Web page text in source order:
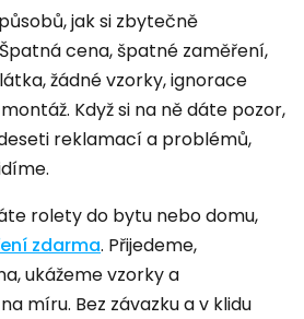
jak si zbytečně
cena, špatné zaměření,
žádné vzorky, ignorace
Když si na ně dáte pozor,
reklamací a problémů,
rolety do bytu nebo domu,
zdarma. Přijedeme,
ukážeme vzorky a
míru. Bez závazku a v klidu